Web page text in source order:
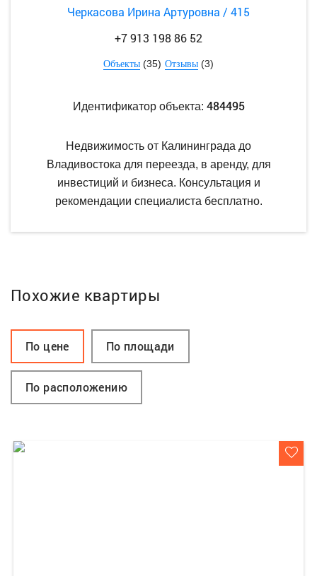
Черкасова Ирина Артуровна / 415
+7 913 198 86 52
Объекты (35) Отзывы (3)
Идентификатор объекта: 484495
Недвижимость от Калининграда до
Владивостока для переезда, в аренду, для
инвестиций и бизнеса. Консультация и
рекомендации специалиста бесплатно.
Похожие квартиры
По цене По площади
По расположению